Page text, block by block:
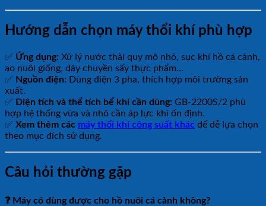
Hướng dẫn chọn máy thổi khí phù hợp
✅ Ứng dụng: Xử lý nước thải quy mô nhỏ, sục khí hồ cá cảnh,
ao nuôi giống, dây chuyền sấy thực phẩm…
✅ Nguồn điện: Dùng điện 3 pha, thích hợp môi trường sản
xuất.
✅ Diện tích và thể tích bể khí cần dùng: GB-2200S/2 phù
hợp hệ thống vừa và nhỏ cần áp lực khí ổn định.
✅ Xem thêm các máy thổi khí công suất khác để dễ lựa chọn
theo mục đích sử dụng.
Câu hỏi thường gặp
❓ Máy có dùng được cho hồ nuôi cá cảnh không?